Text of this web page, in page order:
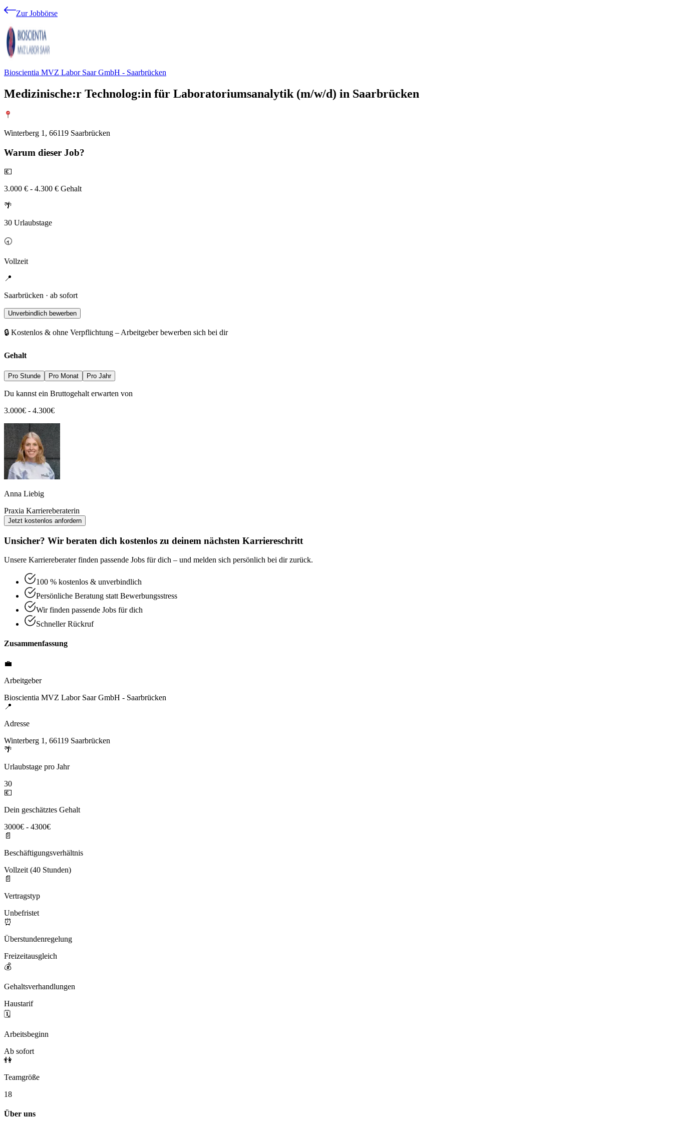
Zur Jobbörse
Bioscientia MVZ Labor Saar GmbH - Saarbrücken
Medizinische:r Technolog:in für Laboratoriumsanalytik (m/w/d) in Saarbrücken
Winterberg 1, 66119 Saarbrücken
Warum dieser Job?
💶
3.000 € - 4.300 € Gehalt
🌴
30 Urlaubstage
🕣
Vollzeit
📍
Saarbrücken · ab sofort
Unverbindlich bewerben
🔒 Kostenlos & ohne Verpflichtung – Arbeitgeber bewerben sich bei dir
Gehalt
Pro Stunde Pro Monat Pro Jahr
Du kannst ein Bruttogehalt erwarten von
3.000€ - 4.300€
Anna Liebig
Praxia Karriereberaterin
Jetzt kostenlos anfordern
Unsicher? Wir beraten dich kostenlos zu deinem nächsten Karriereschritt
Unsere Karriereberater finden passende Jobs für dich – und melden sich persönlich bei dir zurück.
100 % kostenlos & unverbindlich
Persönliche Beratung statt Bewerbungsstress
Wir finden passende Jobs für dich
Schneller Rückruf
Zusammenfassung
💼
Arbeitgeber
Bioscientia MVZ Labor Saar GmbH - Saarbrücken
📍
Adresse
Winterberg 1, 66119 Saarbrücken
🌴
Urlaubstage pro Jahr
30
💶
Dein geschätztes Gehalt
3000€ - 4300€
📄
Beschäftigungsverhältnis
Vollzeit (40 Stunden)
📄
Vertragstyp
Unbefristet
⏰
Überstundenregelung
Freizeitausgleich
💰
Gehaltsverhandlungen
Haustarif
🗓️
Arbeitsbeginn
Ab sofort
👫
Teamgröße
18
Über uns